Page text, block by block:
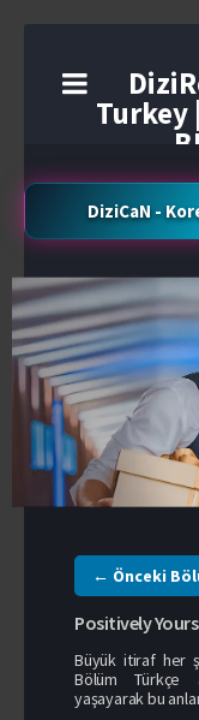
Turkey
DiziCaN -
← Önceki
Positively Yours
Büyük itiraf her
Bölüm Türkçe
yaşayarak bu